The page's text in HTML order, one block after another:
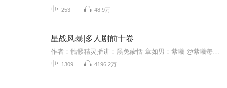
253 48.9万
星战风暴|多人剧前十卷
1309 4196.2万